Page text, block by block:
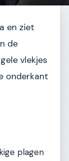
en ziet
de
vlekjes
onderkant
plagen